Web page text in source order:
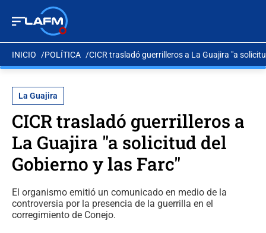
INICIO POLÍTICA CICR trasladó guerrilleros a La Guajira "a
La Guajira
CICR trasladó guerrilleros a
La Guajira "a solicitud del
Gobierno y las Farc"
El organismo emitió un comunicado en medio de la
controversia por la presencia de la guerrilla en el
corregimiento de Conejo.